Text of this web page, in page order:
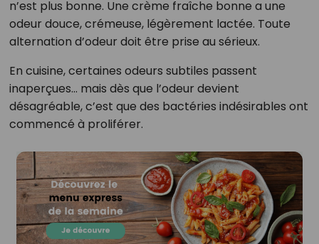
n’est plus bonne. Une crème fraîche bonne a une
odeur douce, crémeuse, légèrement lactée. Toute
alternation d’odeur doit être prise au sérieux.
En cuisine, certaines odeurs subtiles passent
inaperçues… mais dès que l’odeur devient
désagréable, c’est que des bactéries indésirables ont
commencé à proliférer.